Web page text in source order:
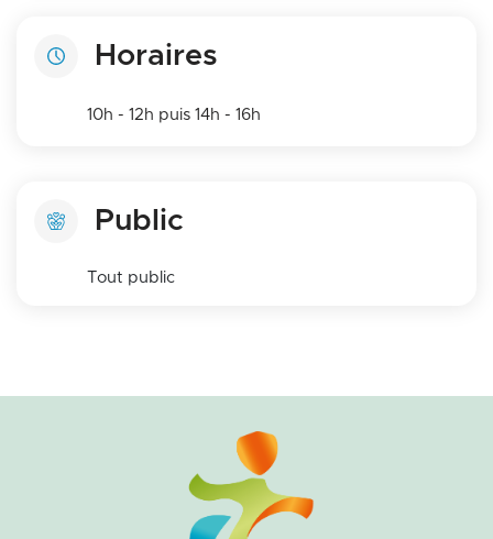
Horaires
10h - 12h puis 14h - 16h
Public
Tout public